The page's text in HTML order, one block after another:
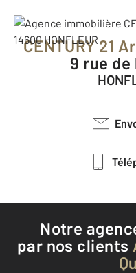
CENTURY 21
9 rue
Notre
par nos clients